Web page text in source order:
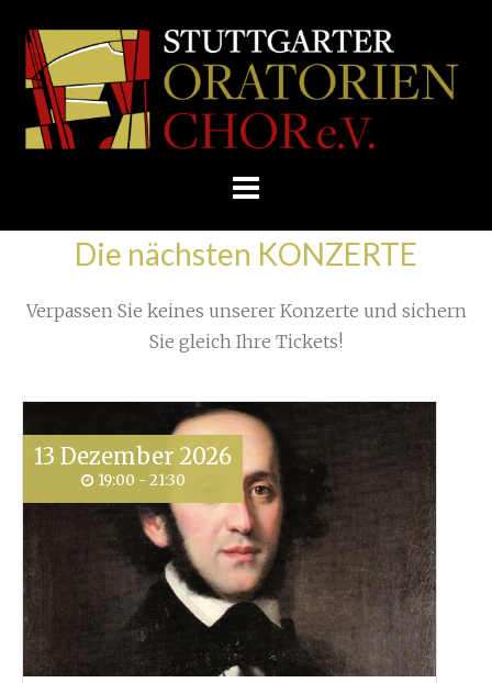
Skip
E.V.
Home Unkategorisiert » /
Die nächsten KONZERTE
Verpassen Sie keines unserer Konzerte und sichern
Sie gleich Ihre Tickets!
13 Dezember 2026
19:00 - 21:30